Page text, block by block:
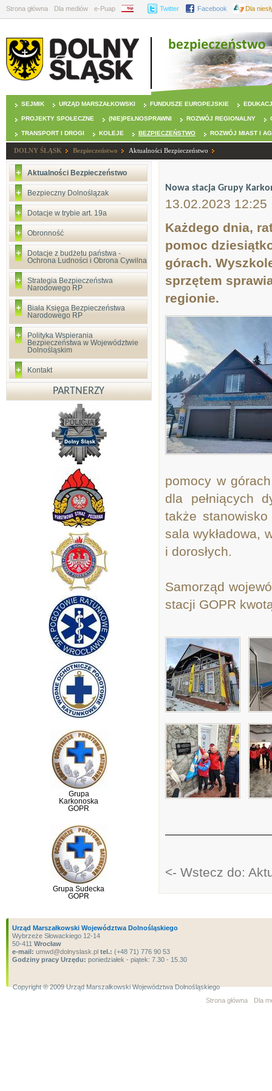
Strona główna Dla mediów e-Puap BIP Twitter Facebook Dla
SEJMIK URZĄD MARSZAŁKOWSKI FUNDUSZE EUROPEJSKIE
PROJEKTY SPOŁECZNE (NIE)PEŁNOSPRAWNI ROZWÓJ REGIONALNY
TRANSPORT I DROGI KOLEJE BEZPIECZEŃSTWO ROZWÓJ MIAST I
DOLNY ŚLĄSK Bezpieczeństwo Aktualności Bezpieczeństwo
Aktualności Bezpieczeństwo
Bezpieczny Dolnoślązak
Dotacje w trybie art. 19a
Obronność
Dotacje z budżetu państwa -
Ochrona Ludności i Obrona Cywilna
Strategia Bezpieczeństwa
Narodowego RP
Biała Księga Bezpieczeństwa
Narodowego RP
Polityka Wspierania
Bezpieczeństwa w Województwie
Dolnośląskim
Kontakt
PARTNERZY
Grupa
Karkonoska
GOPR
Grupa Sudecka
GOPR
Nowa stacja Grupy
13.02.2023 12:25
Każdego dnia,
pomoc
górach.
sprzętem
regionie.
pomocy w
dla pełniących
także
sala wykładowa,
i dorosłych.
Samorząd
stacji GOPR
<- Wstecz do:
Urząd Marszałkowski Województwa Dolnośląskiego
Wybrzeże Słowackiego 12-14
50-411 Wrocław
e-mail: umwd@dolnyslask.pl tel.: (+48 71) 776 90 53
Godziny pracy Urzędu: poniedziałek - piątek: 7.30 - 15.30
Copyright ® 2009 Urząd Marszałkowski Województwa Dolnośląskiego
Strona główna
Dla